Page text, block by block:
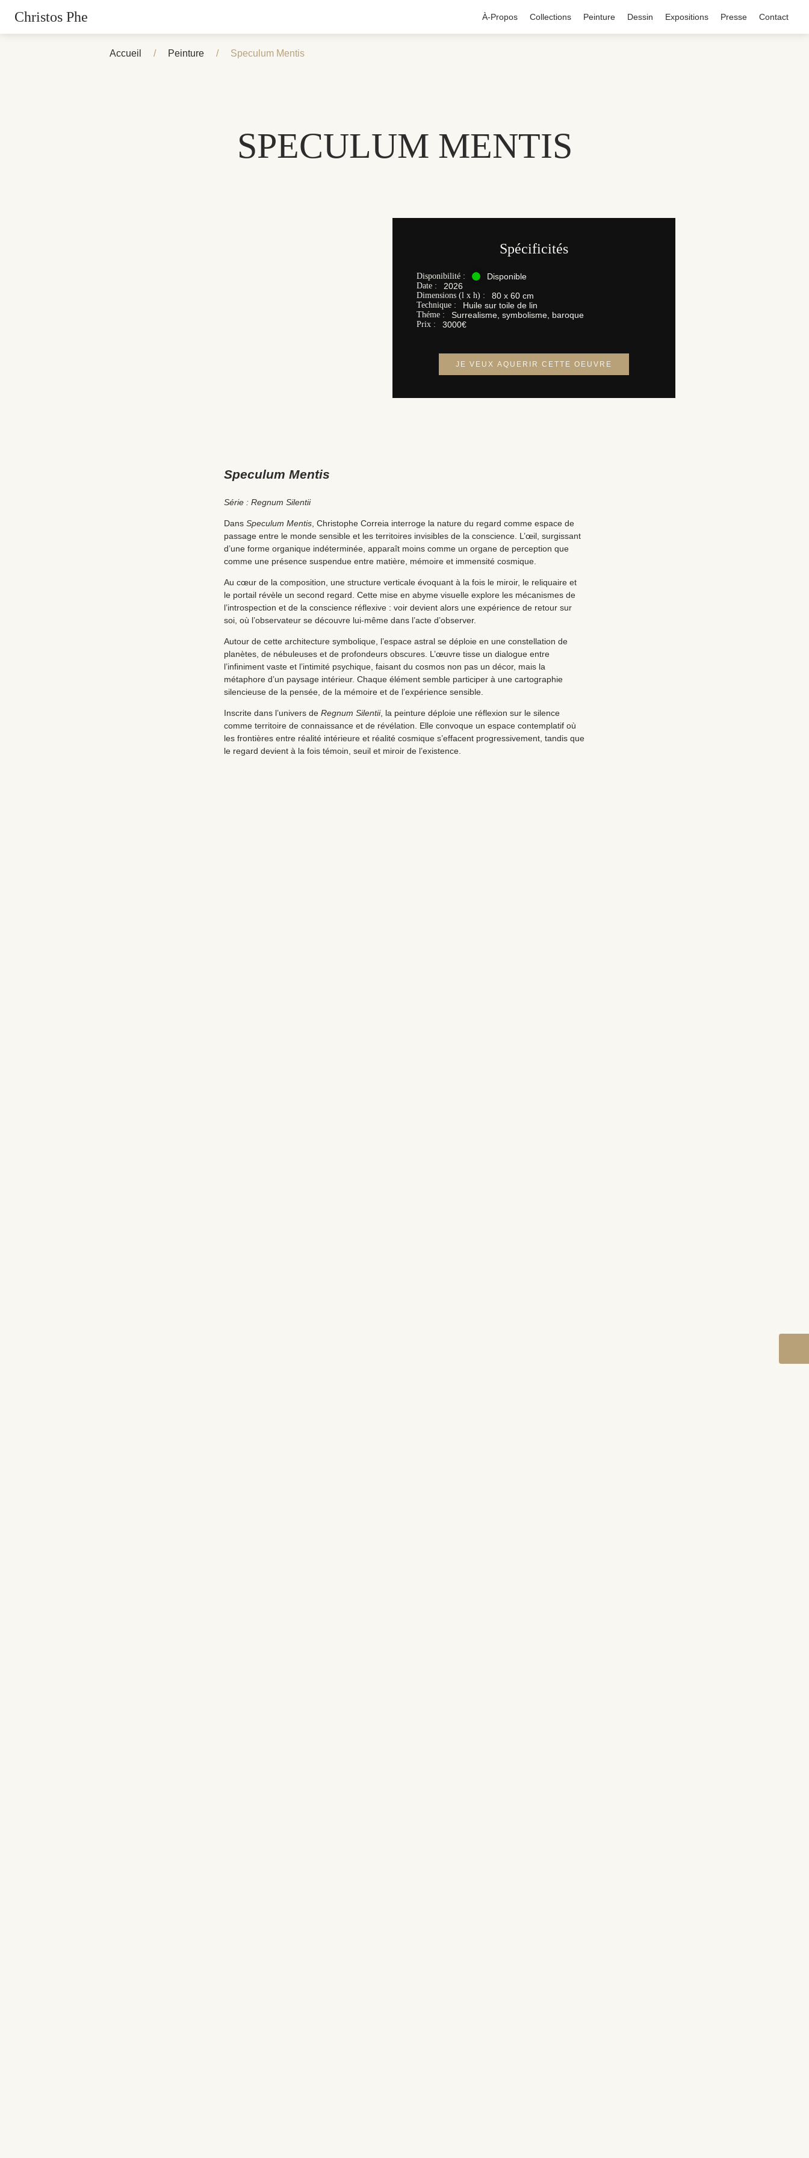
Christos Phe À-Propos Collections Peinture Dessin Expositions Presse Contact
Accueil / Peinture / Speculum Mentis
SPECULUM MENTIS
Spécificités
Disponibilité : Disponible
Date : 2026
Dimensions (l x h) : 80 x 60 cm
Technique : Huile sur toile de lin
Théme : Surrealisme, symbolisme, baroque
Prix : 3000€
JE VEUX AQUERIR CETTE OEUVRE
Speculum Mentis
Série : Regnum Silentii
Dans Speculum Mentis , Christophe Correia interroge la nature du regard comme espace de
passage entre le monde sensible et les territoires invisibles de la conscience. L’œil, surgissant
d’une forme organique indéterminée, apparaît moins comme un organe de perception que
comme une présence suspendue entre matière, mémoire et immensité cosmique.
Au cœur de la composition, une structure verticale évoquant à la fois le miroir, le reliquaire et
le portail révèle un second regard. Cette mise en abyme visuelle explore les mécanismes de
l’introspection et de la conscience réflexive : voir devient alors une expérience de retour sur
soi, où l’observateur se découvre lui-même dans l’acte d’observer.
Autour de cette architecture symbolique, l’espace astral se déploie en une constellation de
planètes, de nébuleuses et de profondeurs obscures. L’œuvre tisse un dialogue entre
l’infiniment vaste et l’intimité psychique, faisant du cosmos non pas un décor, mais la
métaphore d’un paysage intérieur. Chaque élément semble participer à une cartographie
silencieuse de la pensée, de la mémoire et de l’expérience sensible.
Inscrite dans l’univers de Regnum Silentii, la peinture déploie une réflexion sur le silence
comme territoire de connaissance et de révélation. Elle convoque un espace contemplatif où
les frontières entre réalité intérieure et réalité cosmique s’effacent progressivement, tandis que
le regard devient à la fois témoin, seuil et miroir de l’existence.